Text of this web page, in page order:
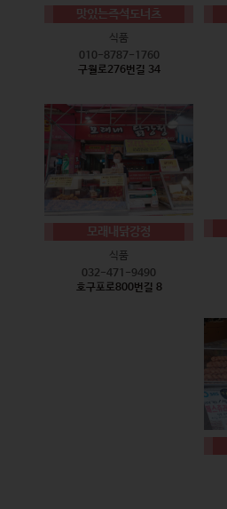
맛있는즉석도너츠
식품
010-8787-1760
구월로276번길 34
모래내닭강정
식품
032-471-9490
호구포로800번길 8